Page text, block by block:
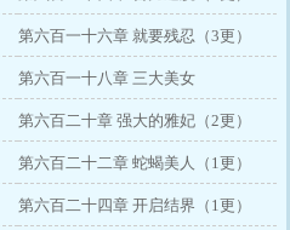
第六百一十六章 就要残忍（3更）
第六百一十八章 三大美女
第六百二十章 强大的雅妃（2更）
第六百二十二章 蛇蝎美人（1更）
第六百二十四章 开启结界（1更）